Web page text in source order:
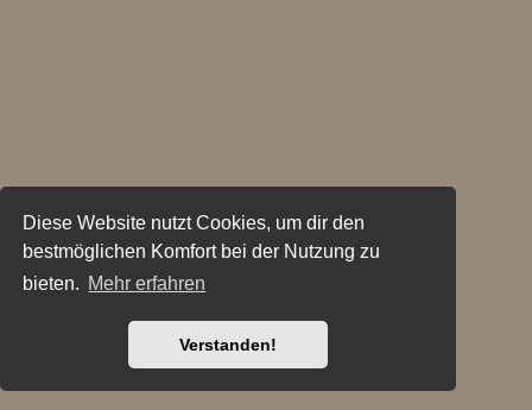
Diese Website nutzt Cookies, um dir den
bestmöglichen Komfort bei der Nutzung zu
bieten. Mehr erfahren
Verstanden!